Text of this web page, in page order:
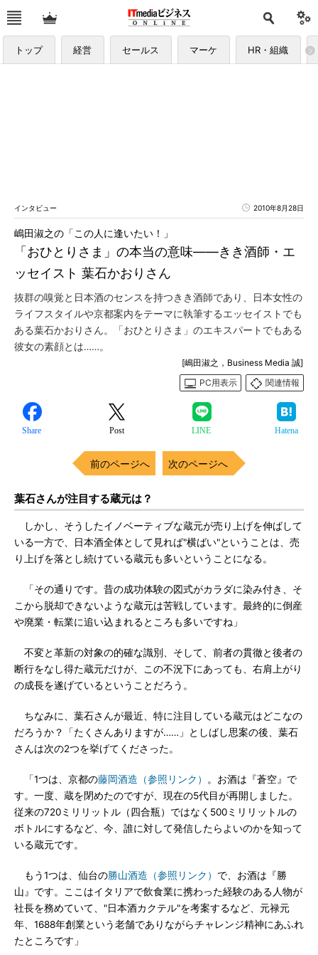
トップ 経営 セールス マーケ HR・組織
インタビュー 2010年8月28日
「おひとりさま」の本当の意味――きき酒師・エ
ッセイスト 葉石かおりさん
嶋田淑之の「この人に逢いたい！」
抜群の嗅覚と日本酒のセンスを持つきき酒師であり、日本女性の
ライフスタイルや京都案内をテーマに執筆するエッセイストでも
ある葉石かおりさん。「おひとりさま」のエキスパートでもある
彼女の素顔とは……。
[嶋田淑之，Business Media 誠]
PC用表示
関連情報
Share Post LINE Hatena
前のページへ 次のページへ
葉石さんが注目する蔵元は？
しかし、そうしたイノベーティブな蔵元が売り上げを伸ばして
いる一方で、日本酒全体として見れば"横ばい"ということは、売
り上げを落とし続けている蔵元も多いということになる。
「その通りです。昔の成功体験の図式がカラダに染み付き、そ
こから脱却できないような蔵元は苦戦しています。最終的に倒産
や廃業・転業に追い込まれるところも多いですね」
不変と革新の対象の的確な識別、そして、前者の貫徹と後者の
断行をなし得た蔵元だけが、この不況下にあっても、右肩上がり
の成長を遂げているということだろう。
ちなみに、葉石さんが最近、特に注目している蔵元はどこなの
だろうか？「たくさんありますが……」としばし思案の後、葉石
さんは次の2つを挙げてくださった。
「1つは、京都の藤岡酒造（参照リンク）
。お酒は『蒼空』で
す。一度、蔵を閉めたのですが、現在の5代目が再開しました。
従来の720ミリリットル（四合瓶）ではなく500ミリリットルの
ボトルにするなど、今、誰に対して発信したらよいのかを知って
いる蔵元です。
もう1つは、仙台の勝山酒造（参照リンク） で、お酒は『勝
山』です。ここはイタリアで飲食業に携わった経験のある人物が
社長を務めていて、"日本酒カクテル"を考案するなど、元禄元
年、1688年創業という老舗でありながらチャレンジ精神にあふれ
たところです」